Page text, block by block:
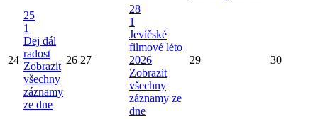
24
25
1
Dej dál
radost
Zobrazit
všechny
záznamy
ze dne
26 27
28
1
Jevíčské
filmové léto
2026
Zobrazit
všechny
záznamy ze
dne
29 30